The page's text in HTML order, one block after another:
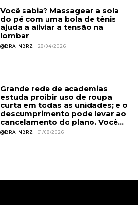
Você sabia? Massagear a sola
do pé com uma bola de tênis
ajuda a aliviar a tensão na
lombar
@BRAINBRZ 28/04/2026
Grande rede de academias
estuda proibir uso de roupa
curta em todas as unidades; e o
descumprimento pode levar ao
cancelamento do plano. Você...
@BRAINBRZ 01/08/2026